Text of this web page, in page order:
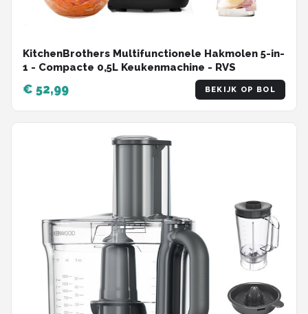
KitchenBrothers Multifunctionele Hakmolen 5-in-
1 - Compacte 0,5L Keukenmachine - RVS
€ 52,99 BEKIJK OP BOL